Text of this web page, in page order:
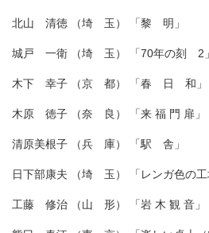
北山 清徳 （埼 玉） 「黎 明」
城戸 一衛 （埼 玉） 「70年の刻 2」
木下 幸子 （京 都） 「春 日 和」
木原 徳子 （奈 良） 「来 福 門 扉」
清原美根子 （兵 庫） 「駅 舎」
日下部康夫 （埼 玉） 「レンガ色の工
工藤 修治 （山 形） 「岩 木 観 音」